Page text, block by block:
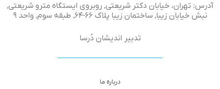
آدرس: تهران، خیابان دکتر شریعتی, روبروی ایستگاه مترو شریعتی,
نبش خیابان زیبا, ساختمان زیبا پلاک ۶۶-۶۴, طبقه سوم, واحد ۹
تدبیر اندیشان دُرسا
درباره ما